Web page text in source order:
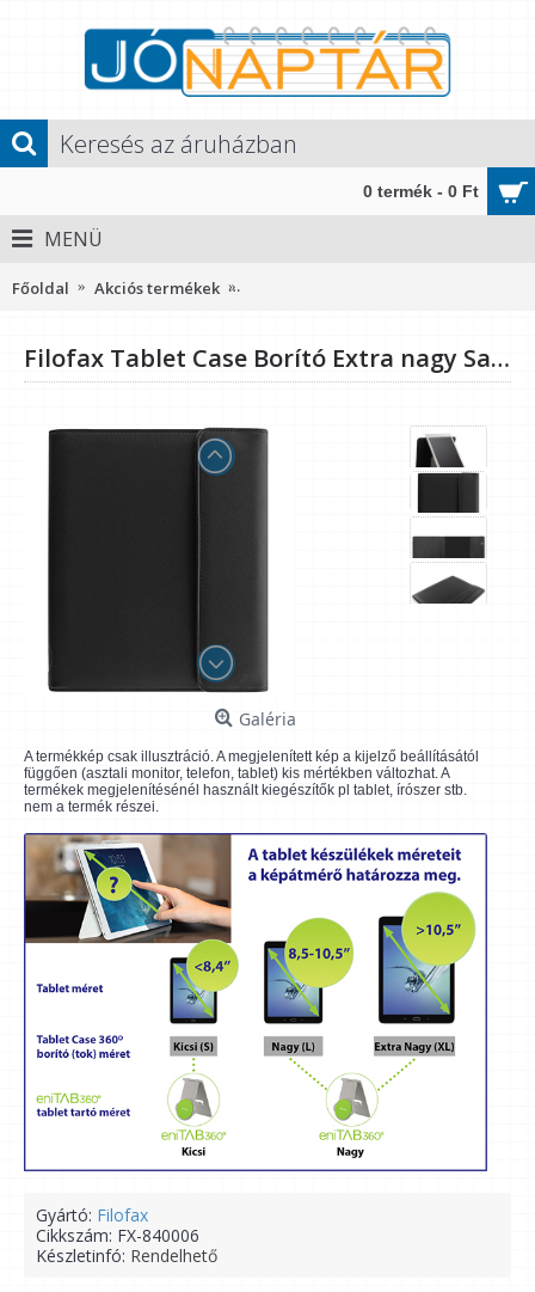
0 termék - 0 Ft
MENÜ
Főoldal Akciós termékek
Filofax Tablet Case Borító Extra nagy Saffiano Mappa Rejtett mágnes Mappa Fekete
Galéria
A termékkép csak illusztráció. A megjelenített kép a kijelző beállításától
függően (asztali monitor, telefon, tablet) kis mértékben változhat. A
termékek megjelenítésénél használt kiegészítők pl tablet, írószer stb.
nem a termék részei.
Gyártó: Filofax
Cikkszám: FX-840006
Készletinfó: Rendelhető